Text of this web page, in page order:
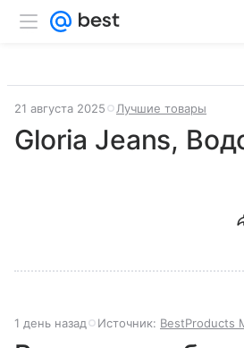
21 августа 2025 Лучшие товары
Gloria Jeans,
1 день назад Источник: BestProducts